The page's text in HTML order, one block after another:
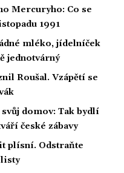
Mercuryho: Co se
1991
mléko, jídelníček
jednotvárný
Roušal. Vzápětí se
domov: Tak bydlí
české zábavy
plísní. Odstraňte
listy